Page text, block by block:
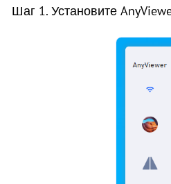
Шаг 1. Установите